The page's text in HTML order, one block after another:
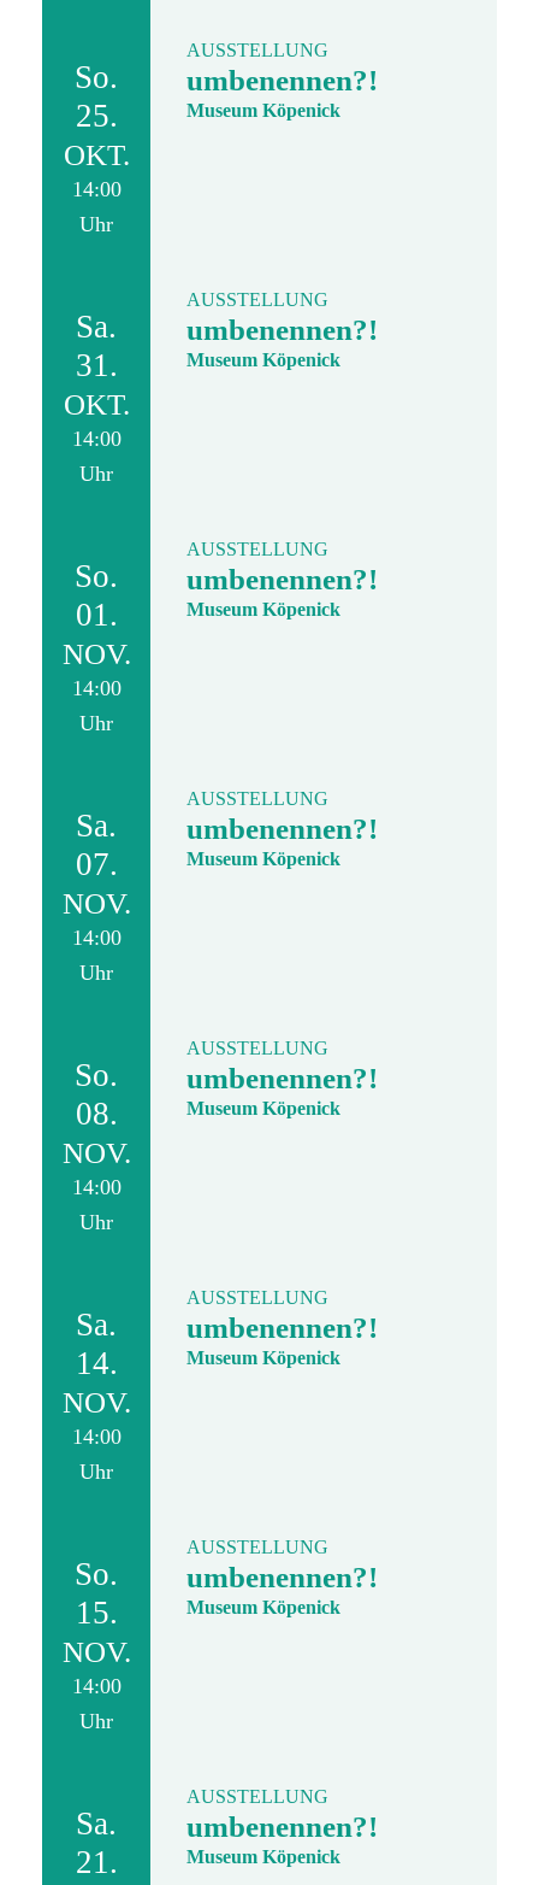
So.
25.
OKT.
14:00
Uhr
AUSSTELLUNG
umbenennen?!
Museum Köpenick
Sa.
31.
OKT.
14:00
Uhr
AUSSTELLUNG
umbenennen?!
Museum Köpenick
So.
01.
NOV.
14:00
Uhr
AUSSTELLUNG
umbenennen?!
Museum Köpenick
Sa.
07.
NOV.
14:00
Uhr
AUSSTELLUNG
umbenennen?!
Museum Köpenick
So.
08.
NOV.
14:00
Uhr
AUSSTELLUNG
umbenennen?!
Museum Köpenick
Sa.
14.
NOV.
14:00
Uhr
AUSSTELLUNG
umbenennen?!
Museum Köpenick
So.
15.
NOV.
14:00
Uhr
AUSSTELLUNG
umbenennen?!
Museum Köpenick
Sa.
21.
AUSSTELLUNG
umbenennen?!
Museum Köpenick